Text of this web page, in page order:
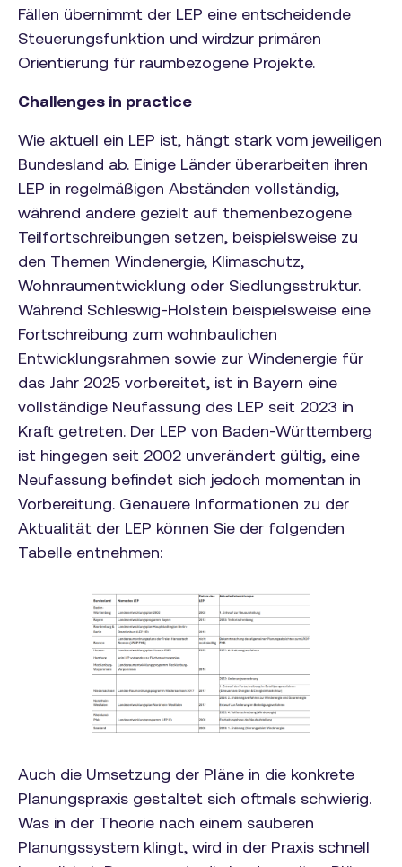
Fällen übernimmt der LEP eine entscheidende
Steuerungsfunktion und wirdzur primären
Orientierung für raumbezogene Projekte.
Challenges in practice
Wie aktuell ein LEP ist, hängt stark vom jeweiligen
Bundesland ab. Einige Länder überarbeiten ihren
LEP in regelmäßigen Abständen vollständig,
während andere gezielt auf themenbezogene
Teilfortschreibungen setzen, beispielsweise zu
den Themen Windenergie, Klimaschutz,
Wohnraumentwicklung oder Siedlungsstruktur.
Während Schleswig-Holstein beispielsweise eine
Fortschreibung zum wohnbaulichen
Entwicklungsrahmen sowie zur Windenergie für
das Jahr 2025 vorbereitet, ist in Bayern eine
vollständige Neufassung des LEP seit 2023 in
Kraft getreten. Der LEP von Baden-Württemberg
ist hingegen seit 2002 unverändert gültig, eine
Neufassung befindet sich jedoch momentan in
Vorbereitung. Genauere Informationen zu der
Aktualität der LEP können Sie der folgenden
Tabelle entnehmen:
Auch die Umsetzung der Pläne in die konkrete
Planungspraxis gestaltet sich oftmals schwierig.
Was in der Theorie nach einem sauberen
Planungssystem klingt, wird in der Praxis schnell